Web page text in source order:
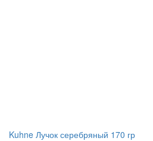
Kuhne Лучок серебряный 170 гр